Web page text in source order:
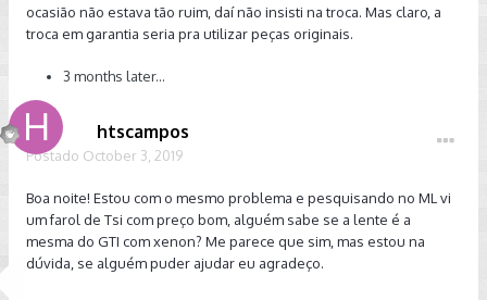
ocasião não estava tão ruim, daí não insisti na troca. Mas claro, a
troca em garantia seria pra utilizar peças originais.
3 months later...
htscampos
Postado October 3, 2019
Boa noite! Estou com o mesmo problema e pesquisando no ML vi
um farol de Tsi com preço bom, alguém sabe se a lente é a
mesma do GTI com xenon? Me parece que sim, mas estou na
dúvida, se alguém puder ajudar eu agradeço.